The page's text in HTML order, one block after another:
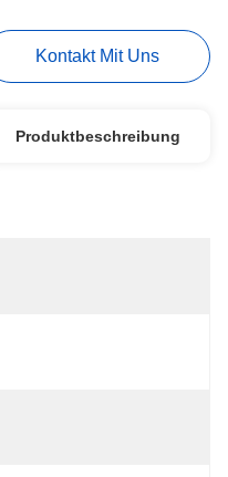
Kontakt Mit Uns
Produktbeschreibung